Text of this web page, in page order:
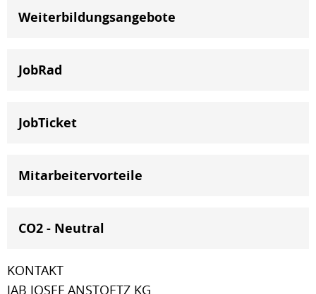
Weiterbildungsangebote
JobRad
JobTicket
Mitarbeitervorteile
CO2 - Neutral
KONTAKT
JAB JOSEF ANSTOETZ KG